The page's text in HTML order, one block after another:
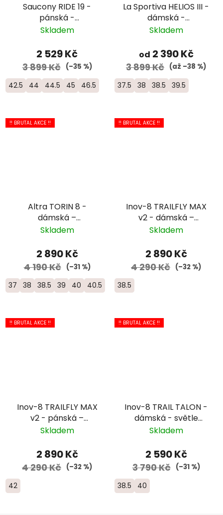
Saucony RIDE 19 -
pánská -
oranžová/bílá
Skladem
2 529 Kč
3 899 Kč (–35 %)
42.5 44 44.5 45 46.5
La Sportiva HELIOS III -
dámská -
růžová/modrá
Skladem
od 2 390 Kč
3 899 Kč (až –38 %)
37.5 38 38.5 39.5
!! BRUTAL AKCE !!
Altra TORIN 8 -
dámská –
bílá/růžová/oranžová
Skladem
2 890 Kč
4 190 Kč (–31 %)
37 38 38.5 39 40 40.5
!! BRUTAL AKCE !!
Inov-8 TRAILFLY MAX
v2 - dámská –
červená
Skladem
2 890 Kč
4 290 Kč (–32 %)
38.5
!! BRUTAL AKCE !!
Inov-8 TRAILFLY MAX
v2 - pánská –
žlutozelená
Skladem
2 890 Kč
4 290 Kč (–32 %)
42
!! BRUTAL AKCE !!
Inov-8 TRAIL TALON -
dámská - světle
fialová
Skladem
2 590 Kč
3 790 Kč (–31 %)
38.5 40